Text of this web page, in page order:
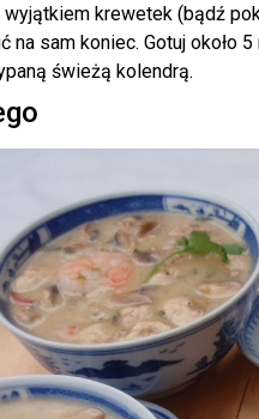
wyjątkiem krewetek (bądź
na sam koniec. Gotuj około
świeżą kolendrą.